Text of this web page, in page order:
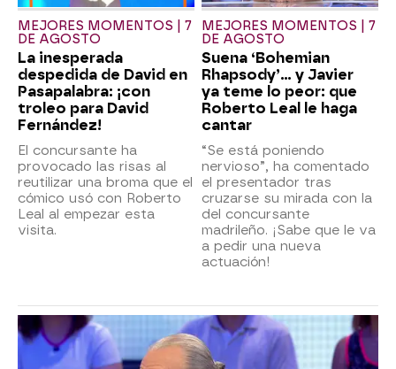
MEJORES MOMENTOS | 7
DE AGOSTO
La inesperada
despedida de David en
Pasapalabra: ¡con
troleo para David
Fernández!
El concursante ha
provocado las risas al
reutilizar una broma que el
cómico usó con Roberto
Leal al empezar esta
visita.
MEJORES MOMENTOS | 7
DE AGOSTO
Suena ‘Bohemian
Rhapsody’... y Javier
ya teme lo peor: que
Roberto Leal le haga
cantar
“Se está poniendo
nervioso”, ha comentado
el presentador tras
cruzarse su mirada con la
del concursante
madrileño. ¡Sabe que le va
a pedir una nueva
actuación!